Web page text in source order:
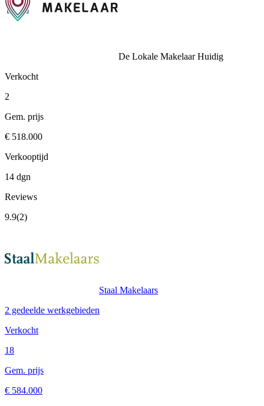
De Lokale MakelaarHuidig
Verkocht
2
Gem. prijs
€ 518.000
Verkooptijd
14 dgn
Reviews
9.9(2)
Staal Makelaars
2 gedeelde werkgebieden
Verkocht
18
Gem. prijs
€ 584.000